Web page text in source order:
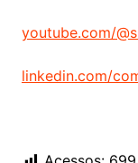
youtube.com/
linkedin.com/